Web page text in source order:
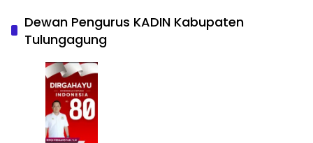
Dewan Pengurus KADIN Kabupaten
Tulungagung